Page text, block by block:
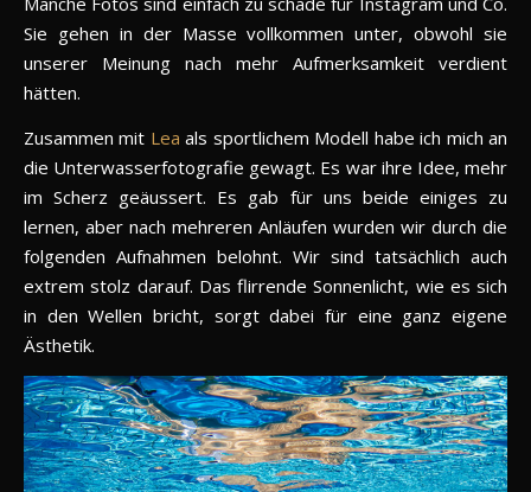
Sie gehen in der Masse vollkommen unter, obwohl sie
unserer Meinung nach mehr Aufmerksamkeit verdient
hätten.
Zusammen mit Lea als sportlichem Modell habe ich mich an
die Unterwasserfotografie gewagt. Es war ihre Idee, mehr
im Scherz geäussert. Es gab für uns beide einiges zu
lernen, aber nach mehreren Anläufen wurden wir durch die
folgenden Aufnahmen belohnt. Wir sind tatsächlich auch
extrem stolz darauf. Das flirrende Sonnenlicht, wie es sich
in den Wellen bricht, sorgt dabei für eine ganz eigene
Ästhetik.